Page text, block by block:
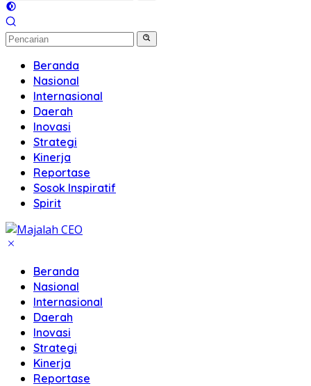
Beranda
Nasional
Internasional
Daerah
Inovasi
Strategi
Kinerja
Reportase
Sosok Inspiratif
Spirit
Beranda
Nasional
Internasional
Daerah
Inovasi
Strategi
Kinerja
Reportase